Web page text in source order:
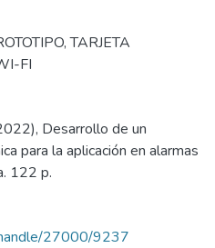
,TARJETA
FI
Desarrollo de un
para la aplicación en alarmas
122 p.
27000/9237